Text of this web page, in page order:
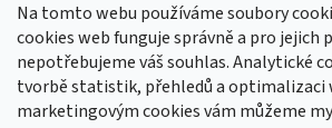
Na tomto webu používáme soubory
cookies web funguje správně a pro jejich
nepotřebujeme váš souhlas. Analytické
tvorbě statistik, přehledů a optimalizaci
marketingovým cookies vám můžeme
Sledovat na Instagramu